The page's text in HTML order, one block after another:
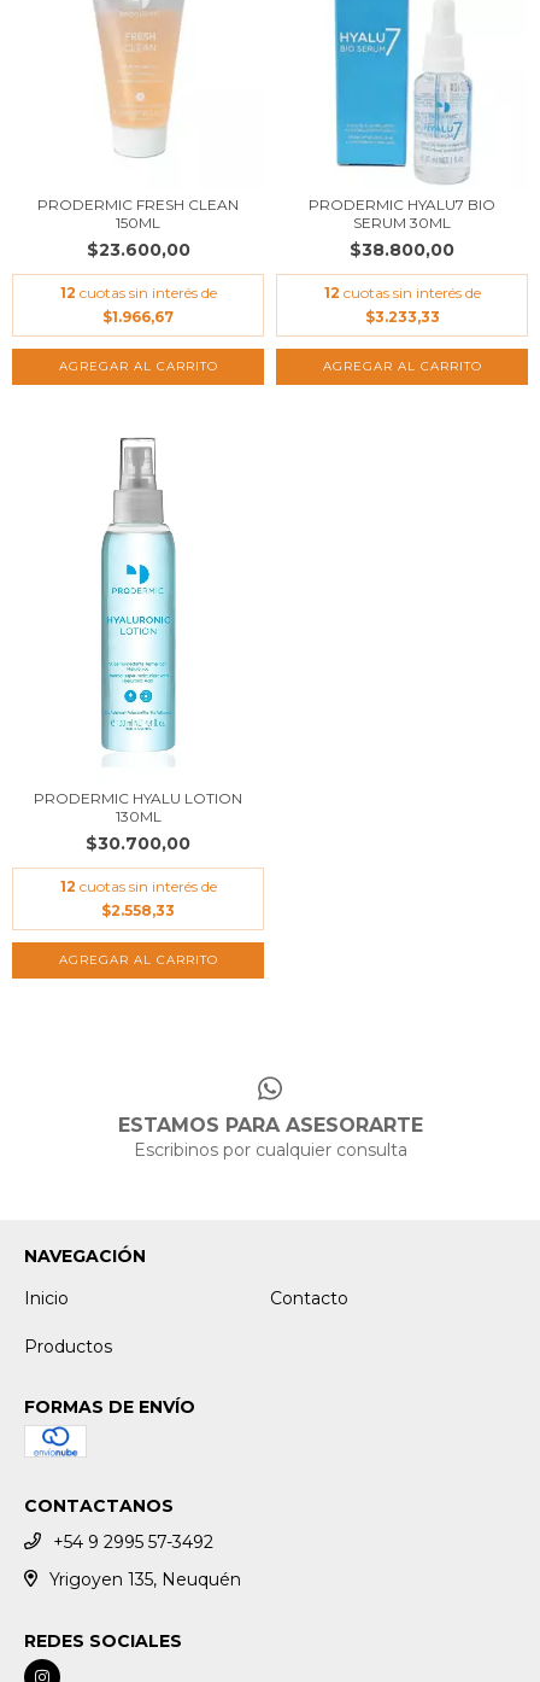
PRODERMIC FRESH CLEAN
150ML
$23.600,00
12 cuotas sin interés de
$1.966,67
PRODERMIC HYALU7 BIO
SERUM 30ML
$38.800,00
12 cuotas sin interés de
$3.233,33
PRODERMIC HYALU LOTION
130ML
$30.700,00
12 cuotas sin interés de
$2.558,33
ESTAMOS PARA ASESORARTE
Escribinos por cualquier consulta
NAVEGACIÓN
Inicio
Contacto
Productos
FORMAS DE ENVÍO
CONTACTANOS
+54 9 2995 57-3492
Yrigoyen 135, Neuquén
REDES SOCIALES